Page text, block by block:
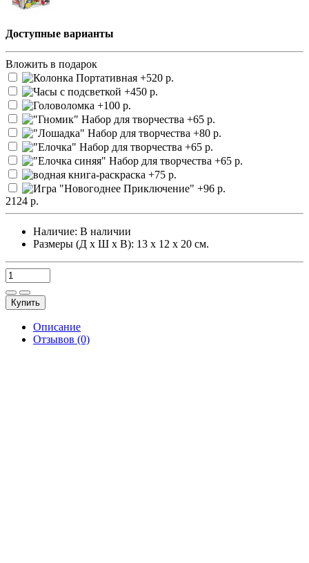
Доступные варианты
Вложить в подарок
2124 р.
Наличие: В наличии
Размеры (Д х Ш х В): 13 х 12 х 20 см.
Купить
Описание
Отзывов (0)